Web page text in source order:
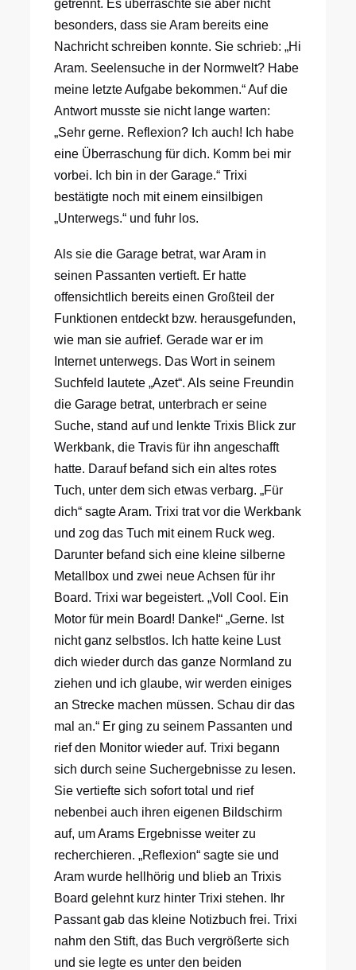
getrennt. Es überraschte sie aber nicht
besonders, dass sie Aram bereits eine
Nachricht schreiben konnte. Sie schrieb: „Hi
Aram. Seelensuche in der Normwelt? Habe
meine letzte Aufgabe bekommen.“ Auf die
Antwort musste sie nicht lange warten:
„Sehr gerne. Reflexion? Ich auch! Ich habe
eine Überraschung für dich. Komm bei mir
vorbei. Ich bin in der Garage.“ Trixi
bestätigte noch mit einem einsilbigen
„Unterwegs.“ und fuhr los.
Als sie die Garage betrat, war Aram in
seinen Passanten vertieft. Er hatte
offensichtlich bereits einen Großteil der
Funktionen entdeckt bzw. herausgefunden,
wie man sie aufrief. Gerade war er im
Internet unterwegs. Das Wort in seinem
Suchfeld lautete „Azet“. Als seine Freundin
die Garage betrat, unterbrach er seine
Suche, stand auf und lenkte Trixis Blick zur
Werkbank, die Travis für ihn angeschafft
hatte. Darauf befand sich ein altes rotes
Tuch, unter dem sich etwas verbarg. „Für
dich“ sagte Aram. Trixi trat vor die Werkbank
und zog das Tuch mit einem Ruck weg.
Darunter befand sich eine kleine silberne
Metallbox und zwei neue Achsen für ihr
Board. Trixi war begeistert. „Voll Cool. Ein
Motor für mein Board! Danke!“ „Gerne. Ist
nicht ganz selbstlos. Ich hatte keine Lust
dich wieder durch das ganze Normland zu
ziehen und ich glaube, wir werden einiges
an Strecke machen müssen. Schau dir das
mal an.“ Er ging zu seinem Passanten und
rief den Monitor wieder auf. Trixi begann
sich durch seine Suchergebnisse zu lesen.
Sie vertiefte sich sofort total und rief
nebenbei auch ihren eigenen Bildschirm
auf, um Arams Ergebnisse weiter zu
recherchieren. „Reflexion“ sagte sie und
Aram wurde hellhörig und blieb an Trixis
Board gelehnt kurz hinter Trixi stehen. Ihr
Passant gab das kleine Notizbuch frei. Trixi
nahm den Stift, das Buch vergrößerte sich
und sie legte es unter den beiden